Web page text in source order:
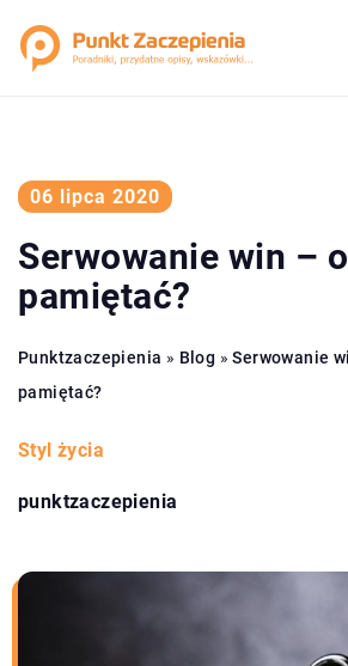
06 lipca 2020
Serwowanie win –
pamiętać?
Punktzaczepienia » Blog »Serwowanie
pamiętać?
Styl życia
punktzaczepienia